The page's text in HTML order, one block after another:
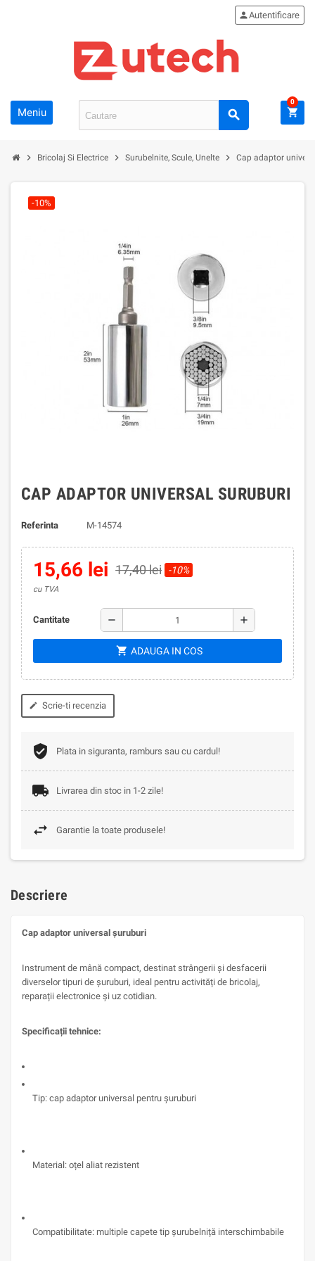
Meniu search
personAutentificare
shopping_cart
0
chevron_right Bricolaj Si Electrice chevron_right Surubelnite, Scule, Unelte chevron_right Cap adaptor
-10%
CAP ADAPTOR UNIVERSAL SURUBURI
Referinta M-14574
15,66 lei 17,40 lei -10%
cu TVA
Cantitate remove add
shopping_cart ADAUGA IN COS
edit Scrie-ti recenzia
Plata in siguranta, ramburs sau cu cardul!
Livrarea din stoc in 1-2 zile!
Garantie la toate produsele!
Descriere
Cap adaptor universal șuruburi
Instrument de mână compact, destinat strângerii și desfacerii
diverselor tipuri de șuruburi, ideal pentru activități de bricolaj,
reparații electronice și uz cotidian.
Specificații tehnice:
Tip: cap adaptor universal pentru șuruburi
Material: oțel aliat rezistent
Compatibilitate: multiple capete tip șurubelniță interschimbabile